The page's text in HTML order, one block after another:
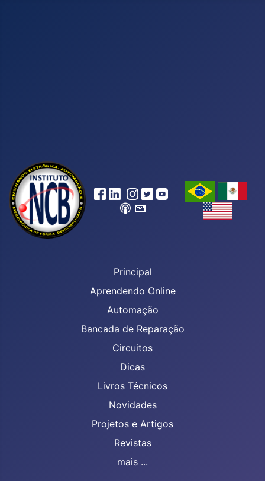
Principal
Aprendendo Online
Automação
Bancada de Reparação
Circuitos
Dicas
Livros Técnicos
Novidades
Projetos e Artigos
Revistas
mais ...